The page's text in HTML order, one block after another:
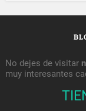
No dejes de visitar
muy interesantes